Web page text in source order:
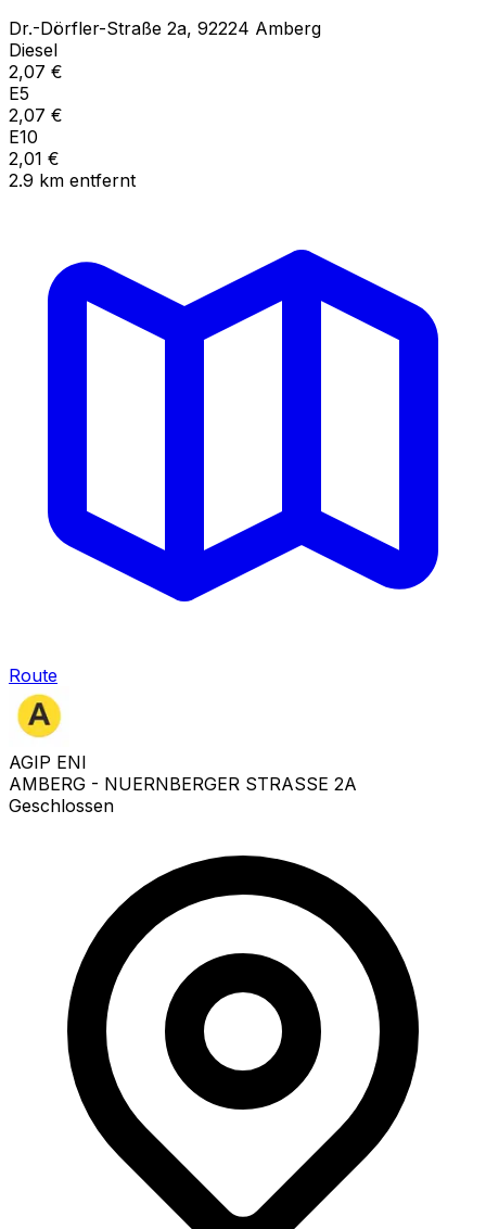
Dr.-Dörfler-Straße 2a, 92224 Amberg
Diesel
2,07 €
E5
2,07 €
E10
2,01 €
2.9 km entfernt
Route
AGIP ENI
AMBERG - NUERNBERGER STRASSE 2A
Geschlossen